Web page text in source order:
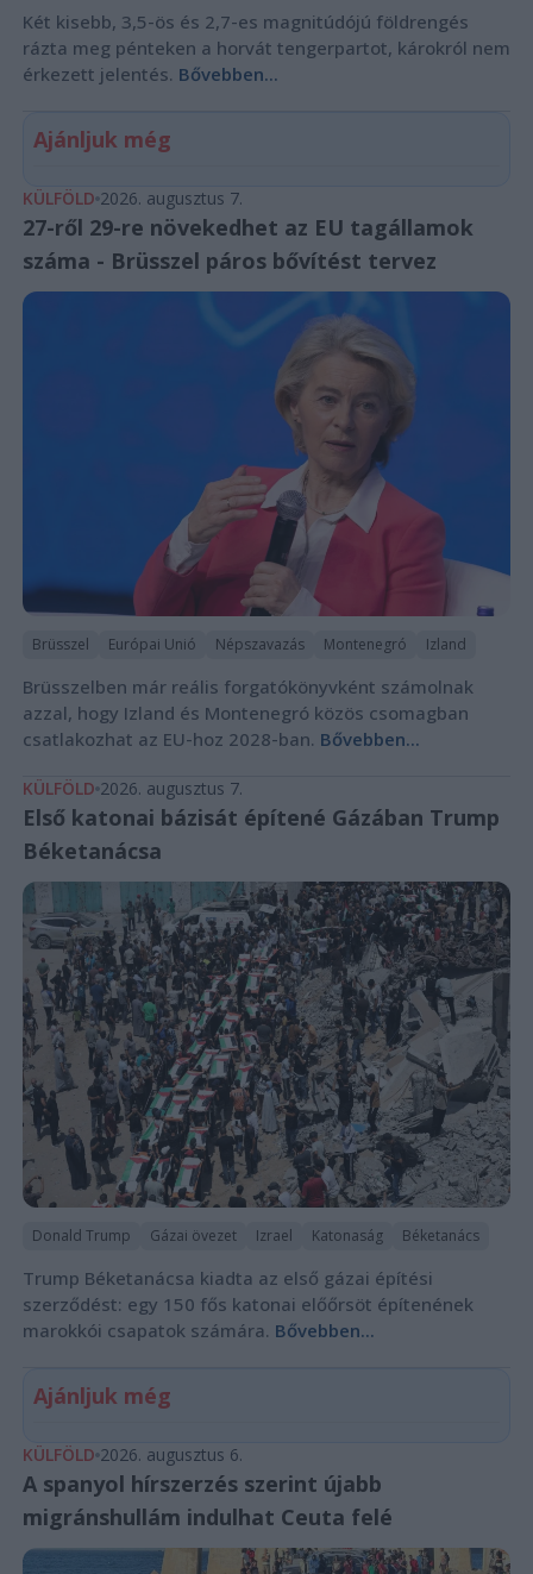
Két kisebb, 3,5-ös és 2,7-es magnitúdójú földrengés
rázta meg pénteken a horvát tengerpartot, károkról nem
érkezett jelentés. Bővebben...
Ajánljuk még
KÜLFÖLD 2026. augusztus 7.
27-ről 29-re növekedhet az EU tagállamok
száma - Brüsszel páros bővítést tervez
Brüsszel Európai Unió Népszavazás Montenegró Izland
Brüsszelben már reális forgatókönyvként számolnak
azzal, hogy Izland és Montenegró közös csomagban
csatlakozhat az EU-hoz 2028-ban. Bővebben...
KÜLFÖLD 2026. augusztus 7.
Első katonai bázisát építené Gázában Trump
Béketanácsa
Donald Trump Gázai övezet Izrael Katonaság Béketanács
Trump Béketanácsa kiadta az első gázai építési
szerződést: egy 150 fős katonai előőrsöt építenének
marokkói csapatok számára. Bővebben...
Ajánljuk még
KÜLFÖLD 2026. augusztus 6.
A spanyol hírszerzés szerint újabb
migránshullám indulhat Ceuta felé